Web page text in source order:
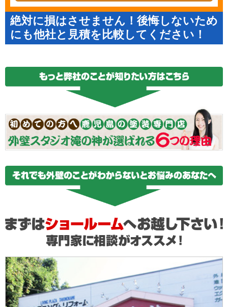
絶対に損はさせません！後悔しないため
にも他社と見積を比較してください！